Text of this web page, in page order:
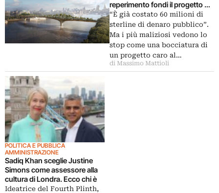
reperimento fondi il progetto del
Garden Bridge di Thomas
Heatherwick
“È già costato 60 milioni di
sterline di denaro pubblico”.
Ma i più maliziosi vedono lo
stop come una bocciatura di
un progetto caro al…
di Massimo Mattioli
POLITICA E PUBBLICA
AMMINISTRAZIONE
Sadiq Khan sceglie Justine
Simons come assessore alla
cultura di Londra. Ecco chi è
Ideatrice del Fourth Plinth,